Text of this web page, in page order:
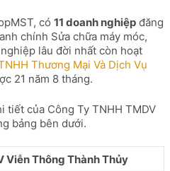
có 11 doanh nghiệp đăng
chính Sửa chữa máy móc,
lâu đời nhất còn hoạt
Thương Mại Và Dịch Vụ
21 năm 8 tháng.
tiết của Công Ty TNHH TMDV
bảng bên dưới.
Viễn Thông Thành Thủy